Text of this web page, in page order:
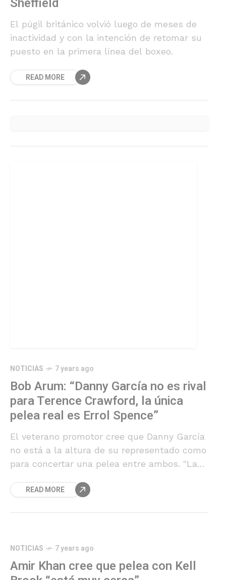
El púgil británico volvió luego de meses de
inactividad y con la intención de retomar su
puesto en la primera línea del boxeo.
READ MORE
NOTICIAS 7 years ago
Bob Arum: “Danny García no es rival
para Terence Crawford, la única
pelea real es Errol Spence”
El veterano promotor cree que Danny García
no está a la altura de su representado como
para concertar una pelea entre ambos. "La
aseguró.
READ MORE
NOTICIAS 7 years ago
Amir Khan cree que pelea con Kell